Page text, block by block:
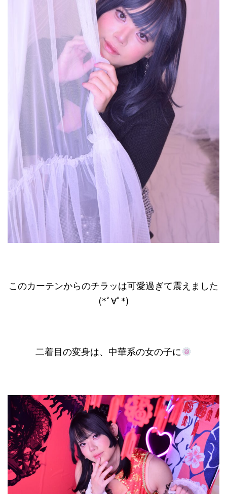
このカーテンからのチラッは可愛過ぎて震えました
(*ﾟ∀ﾟ*)
二着目の変身は、中華系の女の子に